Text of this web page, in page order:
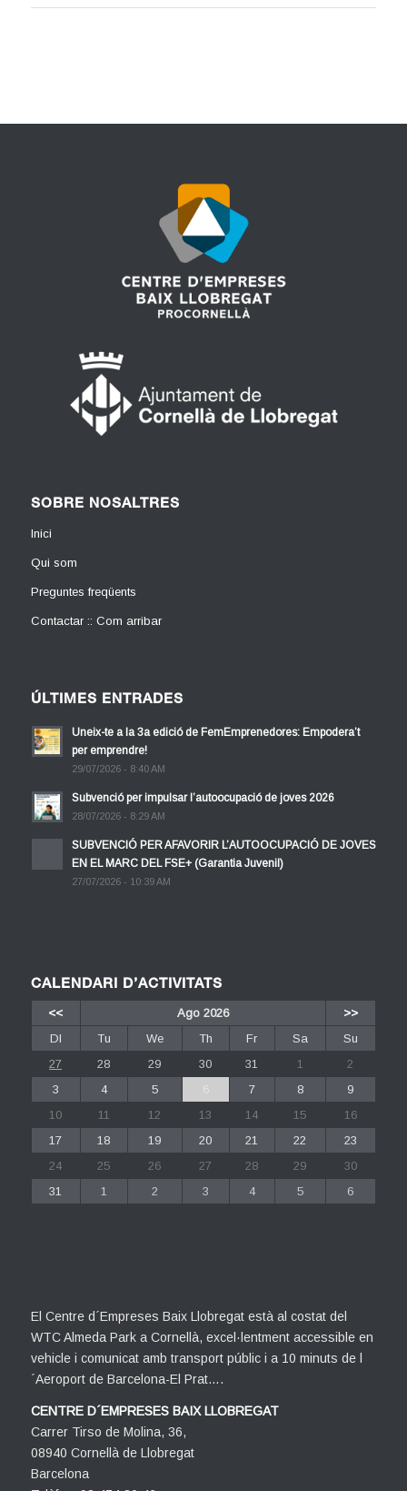
SOBRE NOSALTRES
Inici
Qui som
Preguntes freqüents
Contactar :: Com arribar
ÚLTIMES ENTRADES
Uneix-te a la 3a edició de FemEmprenedores: Empodera’t
per emprendre!
29/07/2026 - 8:40 AM
Subvenció per impulsar l’autoocupació de joves 2026
28/07/2026 - 8:29 AM
SUBVENCIÓ PER AFAVORIR L’AUTOOCUPACIÓ DE JOVES
EN EL MARC DEL FSE+ (Garantia Juvenil)
27/07/2026 - 10:39 AM
CALENDARI D’ACTIVITATS
<< Ago 2026
>>
Dl
Tu We Th Fr Sa
Su
27
28 29 30 31 1
2
3
4 5 6 7 8
9
10
11 12 13 14 15
16
17
18 19 20 21 22
23
24
25 26 27 28 29
30
31
1 2 3 4 5 6
El Centre d´Empreses Baix Llobregat està al costat del
WTC Almeda Park a Cornellà, excel·lentment accessible en
vehicle i comunicat amb transport públic i a 10 minuts de l
´Aeroport de Barcelona-El Prat….
CENTRE D´EMPRESES BAIX LLOBREGAT
Carrer Tirso de Molina, 36,
08940 Cornellà de Llobregat
Barcelona